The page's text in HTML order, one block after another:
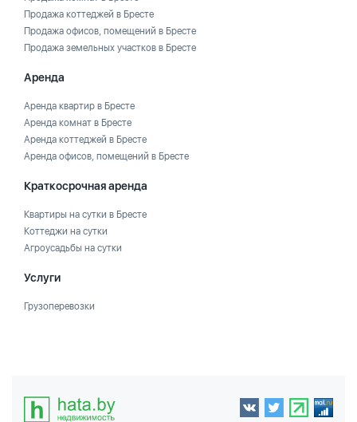
Продажа коттеджей в Бресте
Продажа офисов, помещений в Бресте
Продажа земельных участков в Бресте
Аренда
Аренда квартир в Бресте
Аренда комнат в Бресте
Аренда коттеджей в Бресте
Аренда офисов, помещений в Бресте
Краткосрочная аренда
Квартиры на сутки в Бресте
Коттеджи на сутки
Агроусадьбы на сутки
Услуги
Грузоперевозки